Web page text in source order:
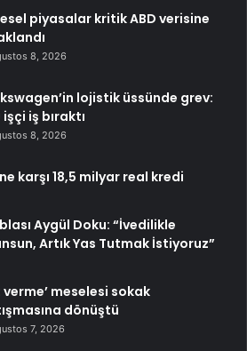
piyasalar kritik ABD verisine
8, 2026
lojistik üssünde grev:
işçi iş bıraktı
8, 2026
karşı 18,5 milyar real kredi
Aygül Doku: “İvedilikle
Artık Yas Tutmak İstiyoruz”
verme’ meselesi sokak
dönüştü
7, 2026